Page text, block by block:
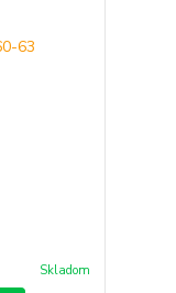
Skladom